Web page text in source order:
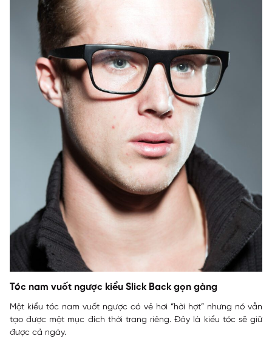
Tóc nam vuốt ngược kiểu Slick Back gọn gàng
Một kiểu tóc nam vuốt ngược có vẻ hơi “hời hợt” nhưng nó vẫn
tạo được một mục đích thời trang riêng. Đây là kiểu tóc sẽ giữ
được cả ngày.